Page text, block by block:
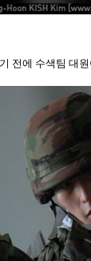
전에 수색팀 대